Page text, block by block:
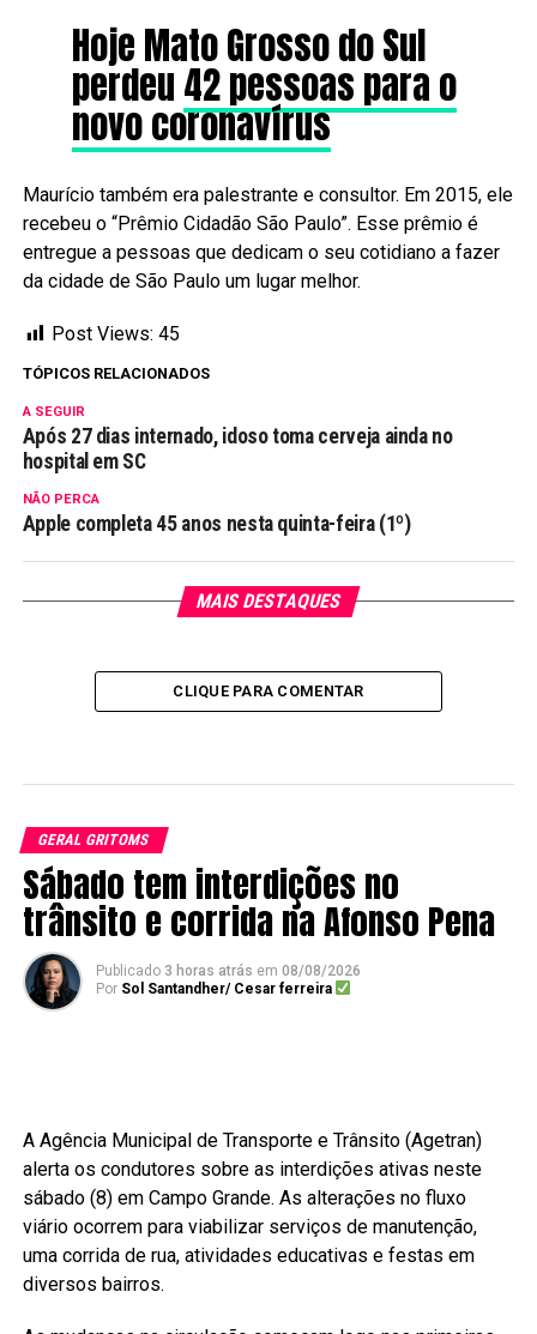
Hoje Mato Grosso do Sul
perdeu42 pessoas para o
novo coronavírus
Maurício também era palestrante e consultor. Em 2015, ele
recebeu o “Prêmio Cidadão São Paulo”. Esse prêmio é
entregue a pessoas que dedicam o seu cotidiano a fazer
da cidade de São Paulo um lugar melhor.
Post Views: 45
TÓPICOS RELACIONADOS
A SEGUIR
Após 27 dias internado, idoso toma cerveja ainda no
hospital em SC
NÃO PERCA
Apple completa 45 anos nesta quinta-feira (1º)
MAIS DESTAQUES
CLIQUE PARA COMENTAR
GERAL GRITOMS
Sábado tem interdições no
trânsito e corrida na Afonso Pena
Publicado 3 horas atrás em 08/08/2026
Por Sol Santandher/ Cesar ferreira
A Agência Municipal de Transporte e Trânsito (Agetran)
alerta os condutores sobre as interdições ativas neste
sábado (8) em Campo Grande. As alterações no fluxo
viário ocorrem para viabilizar serviços de manutenção,
uma corrida de rua, atividades educativas e festas em
diversos bairros.